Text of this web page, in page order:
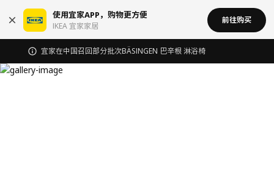
使用宜家APP，购物更方便
IKEA 宜家家居
前往购买
宜家在中国召回部分批次BÄSINGEN 巴辛根 淋浴椅